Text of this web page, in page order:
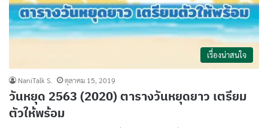
เรื่องน่าสนใจ
NaniTalk S. ตุลาคม 15, 2019
วันหยุด 2563 (2020) ตารางวันหยุดยาว เตรียม
ตัวให้พร้อม